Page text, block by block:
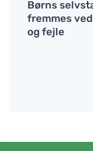
Børns
fremmes
og fejle